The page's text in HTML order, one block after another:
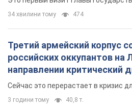
34 хвилини тому 474
Третий армейский корпус
российских оккупантов на
направлении критический
удалось
Сейчас это перерастает в кризис
3 години тому 40,8 т.